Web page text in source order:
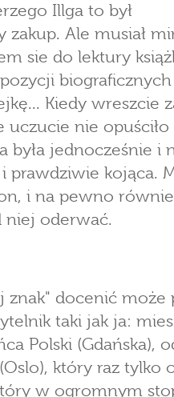
Illga to był
zakup. Ale musiał
sie do lektury
biograficznych
Kiedy wreszcie
uczucie nie
była jednocześnie i
prawdziwie kojąca.
i na pewno
niej oderwać.
znak" docenić może
taki jak ja:
Polski (Gdańska),
który raz tylko
w ogromnym